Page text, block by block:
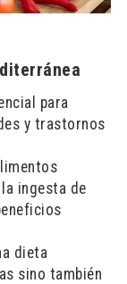
para
y trastornos
ingesta de
dieta
sino también